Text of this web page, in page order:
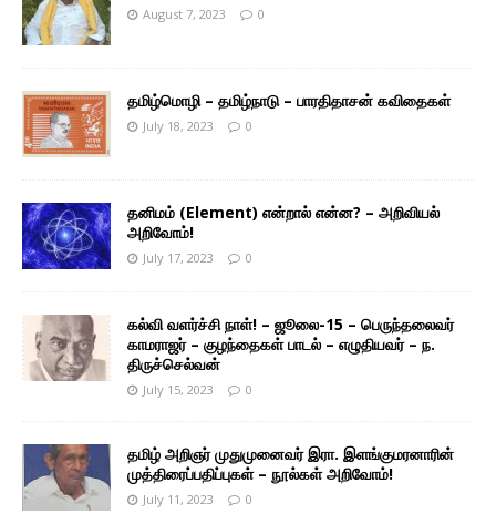
August 7, 2023 0
தமிழ்மொழி – தமிழ்நாடு – பாரதிதாசன் கவிதைகள்
July 18, 2023 0
தனிமம் (Element) என்றால் என்ன? – அறிவியல்
அறிவோம்!
July 17, 2023 0
கல்வி வளர்ச்சி நாள்! – ஜூலை-15 – பெருந்தலைவர்
காமராஜர் – குழந்தைகள் பாடல் – எழுதியவர் – ந.
திருச்செல்வன்
July 15, 2023 0
தமிழ் அறிஞர் முதுமுனைவர் இரா. இளங்குமரனாரின்
முத்திரைப்பதிப்புகள் – நூல்கள் அறிவோம்!
July 11, 2023 0